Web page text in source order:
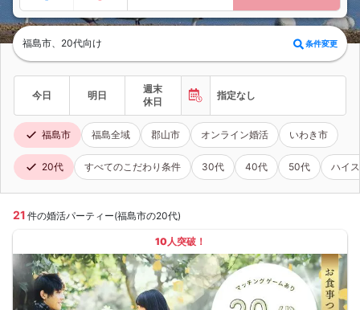
福島市、20代向け 条件変更
今日 明日
週末
休日
指定なし
福島市 福島全域 郡山市 オンライン婚活 いわき市
20代 すべてのこだわり条件 30代 40代 50代 ハイ
21 件の婚活パーティー(福島市の20代)
10人突破！